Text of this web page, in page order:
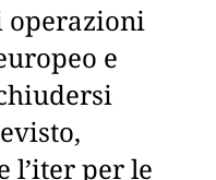
operazioni
e
l’iter per le